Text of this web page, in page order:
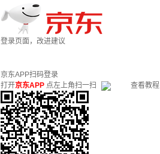
登录页面，改进建议
京东APP扫码登录
打开京东APP 点左上角扫一扫 查看教程